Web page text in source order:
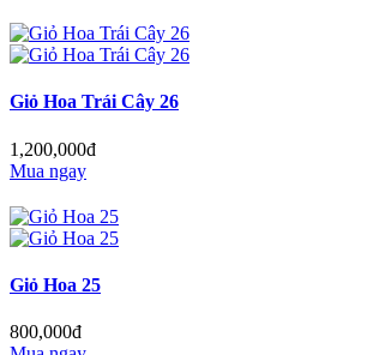
Giỏ Hoa Trái Cây 26
1,200,000đ
Mua ngay
Giỏ Hoa 25
800,000đ